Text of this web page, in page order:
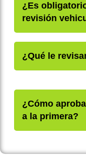
¿Es
revisión
¿Qué le
¿Cómo
a la primera?